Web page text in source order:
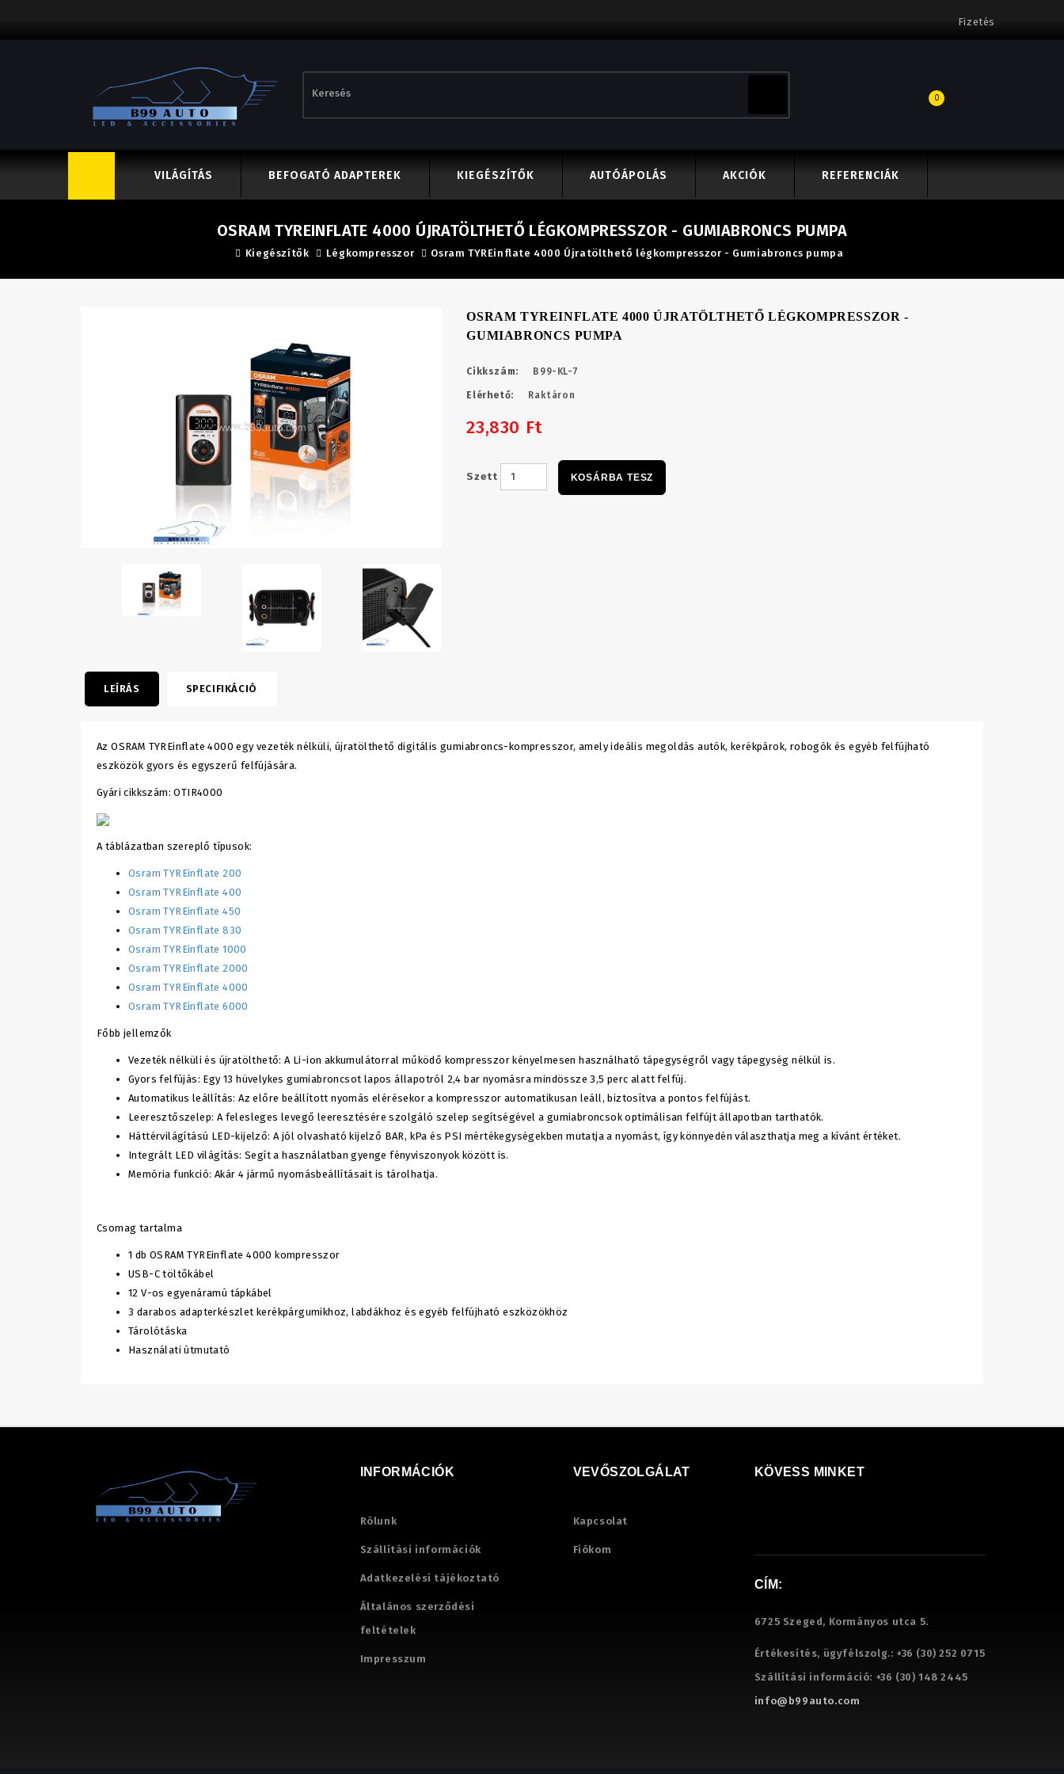
Fizetés
0
VILÁGÍTÁS BEFOGATÓ ADAPTEREK KIEGÉSZÍTŐK AUTÓÁPOLÁS AKCIÓK REFERENCIÁK
OSRAM TYREINFLATE 4000 ÚJRATÖLTHETŐ LÉGKOMPRESSZOR - GUMIABRONCS PUMPA
Kiegészítők Légkompresszor Osram TYREinflate 4000 Újratölthető légkompresszor - Gumiabroncs pumpa
OSRAM TYREINFLATE 4000 ÚJRATÖLTHETŐ LÉGKOMPRESSZOR -
GUMIABRONCS PUMPA
Cikkszám: B99-KL-7
Elérhető: Raktáron
23,830 Ft
Szett KOSÁRBA TESZ
LEÍRÁS SPECIFIKÁCIÓ
Az OSRAM TYREinflate 4000 egy vezeték nélküli, újratölthető digitális gumiabroncs-kompresszor, amely ideális megoldás autók, kerékpárok, robogók és egyéb felfújható
eszközök gyors és egyszerű felfújására.
Gyári cikkszám: OTIR4000
A táblázatban szereplő típusok:
Osram TYREinflate 200
Osram TYREinflate 400
Osram TYREinflate 450
Osram TYREinflate 830
Osram TYREinflate 1000
Osram TYREinflate 2000
Osram TYREinflate 4000
Osram TYREinflate 6000
Főbb jellemzők
Vezeték nélküli és újratölthető: A Li-ion akkumulátorral működő kompresszor kényelmesen használható tápegységről vagy tápegység nélkül is.
Gyors felfújás: Egy 13 hüvelykes gumiabroncsot lapos állapotról 2,4 bar nyomásra mindössze 3,5 perc alatt felfúj.
Automatikus leállítás: Az előre beállított nyomás elérésekor a kompresszor automatikusan leáll, biztosítva a pontos felfújást.
Leeresztőszelep: A felesleges levegő leeresztésére szolgáló szelep segítségével a gumiabroncsok optimálisan felfújt állapotban tarthatók.
Háttérvilágítású LED-kijelző: A jól olvasható kijelző BAR, kPa és PSI mértékegységekben mutatja a nyomást, így könnyedén választhatja meg a kívánt értéket.
Integrált LED világítás: Segít a használatban gyenge fényviszonyok között is.
Memória funkció: Akár 4 jármű nyomásbeállításait is tárolhatja.
Csomag tartalma
1 db OSRAM TYREinflate 4000 kompresszor
USB-C töltőkábel
12 V-os egyenáramú tápkábel
3 darabos adapterkészlet kerékpárgumikhoz, labdákhoz és egyéb felfújható eszközökhöz
Tárolótáska
Használati útmutató
INFORMÁCIÓK
Rólunk
Szállítási információk
Adatkezelési tájékoztató
Általános szerződési
feltételek
Impresszum
VEVŐSZOLGÁLAT
Kapcsolat
Fiókom
KÖVESS MINKET
CÍM:
6725 Szeged, Kormányos utca 5.
Értékesítés, ügyfélszolg.: +36 (30) 252 0715
Szállítási információ: +36 (30) 148 2445
info@b99auto.com